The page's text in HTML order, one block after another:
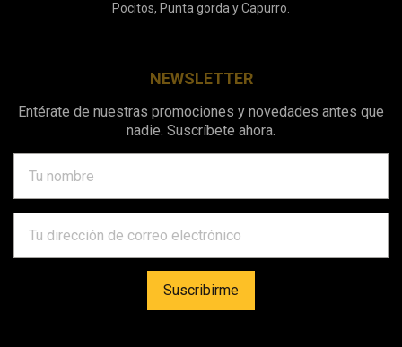
Pocitos, Punta gorda y Capurro.
NEWSLETTER
Entérate de nuestras promociones y novedades antes que
nadie. Suscríbete ahora.